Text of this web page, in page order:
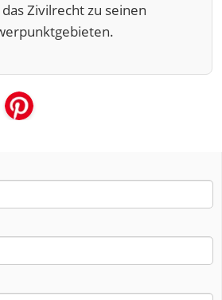
Zivilrecht zu seinen